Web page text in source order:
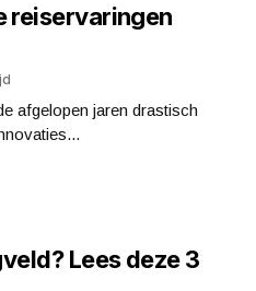
reiservaringen
afgelopen jaren drastisch
Lees deze 3